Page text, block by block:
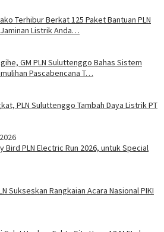
Terhibur Berkat 125 Paket Bantuan PLN
Listrik Anda…
GM PLN Suluttenggo Bahas Sistem
Pascabencana T…
PLN Suluttenggo Tambah Daya Listrik PT
Bird PLN Electric Run 2026, untuk Special
Sukseskan Rangkaian Acara Nasional PIKI